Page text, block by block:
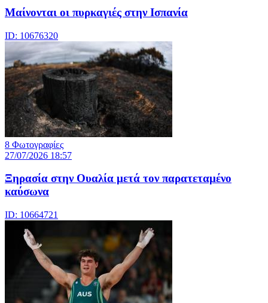
Μαίνονται οι πυρκαγιές στην Ισπανία
ID: 10676320
8 Φωτογραφίες
27/07/2026 18:57
Ξηρασία στην Ουαλία μετά τον παρατεταμένο
καύσωνα
ID: 10664721